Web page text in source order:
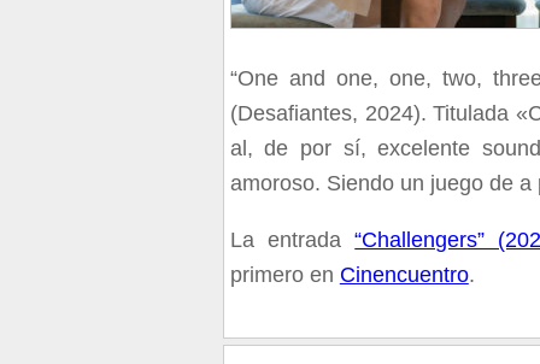
“One and one, one, two,
(Desafiantes, 2024). Titulada
al, de por sí, excelente
amoroso. Siendo un juego de
La entrada“Challengers”
primero en Cinencuentro.